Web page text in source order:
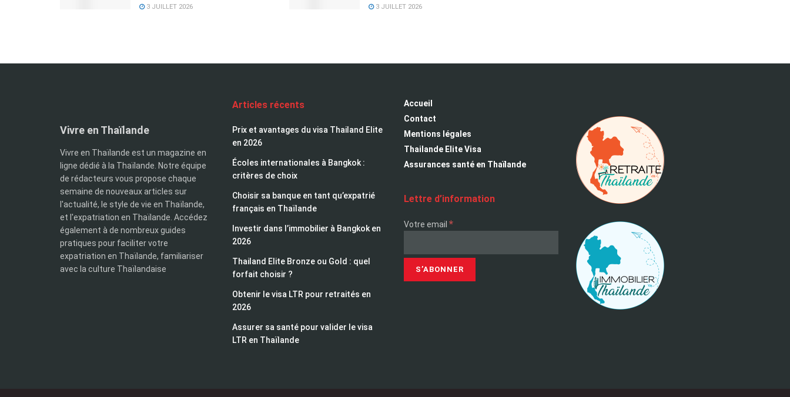
3 JUILLET 2026 3 JUILLET 2026
Vivre en Thaïlande
Vivre en Thaïlande est un magazine en
ligne dédié à la Thaïlande. Notre équipe
de rédacteurs vous propose chaque
semaine de nouveaux articles sur
l'actualité, le style de vie en Thaïlande,
et l'expatriation en Thaïlande. Accédez
également à de nombreux guides
pratiques pour faciliter votre
expatriation en Thaïlande, familiariser
avec la culture Thaïlandaise
Articles récents
Prix et avantages du visa Thailand Elite
en 2026
Écoles internationales à Bangkok :
critères de choix
Choisir sa banque en tant qu’expatrié
français en Thaïlande
Investir dans l’immobilier à Bangkok en
2026
Thailand Elite Bronze ou Gold : quel
forfait choisir ?
Obtenir le visa LTR pour retraités en
2026
Assurer sa santé pour valider le visa
LTR en Thaïlande
Accueil
Contact
Mentions légales
Thailande Elite Visa
Assurances santé en Thaïlande
Lettre d’information
Votre email *